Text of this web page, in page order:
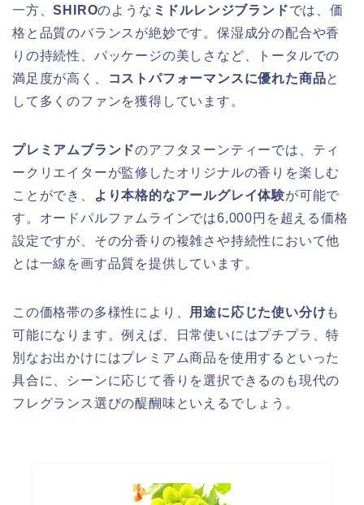
一方、SHIROのような ミドルレンジブランドでは、価
格と品質のバランスが絶妙です。保湿成分の配合や香
りの持続性、パッケージの美しさなど、トータルでの
満足度が高く、
コストパフォーマンスに優れた商品と
して多くのファンを獲得しています。
プレミアムブランドのアフタヌーンティーでは、ティ
ークリエイターが監修したオリジナルの香りを楽しむ
ことができ、
より本格的なアールグレイ体験が可能で
す。オードパルファムラインでは6,000円を超える価格
設定ですが、その分香りの複雑さや持続性において他
とは一線を画す品質を提供しています。
この価格帯の多様性により、 用途に応じた使い分けも
可能になります。例えば、日常使いにはプチプラ、特
別なお出かけにはプレミアム商品を使用するといった
具合に、シーンに応じて香りを選択できるのも現代の
フレグランス選びの醍醐味といえるでしょう。